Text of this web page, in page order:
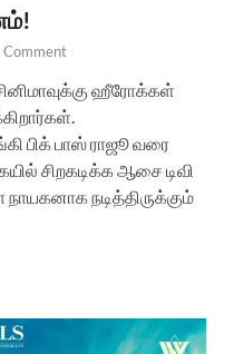
Comment
ஹீரோக்கள்
பிக் பாஸ் ராஜூ வரை
சிறகடிக்க ஆசை டிவி
நடித்திருக்கும்